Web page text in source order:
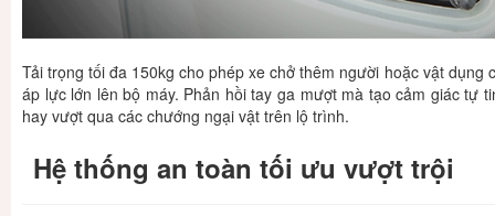
Tải trọng tối đa 150kg cho phép xe chở thêm người hoặc vật dụng
áp lực lớn lên bộ máy. Phản hồi tay ga mượt mà tạo cảm giác tự
hay vượt qua các chướng ngại vật trên lộ trình.
Hệ thống an toàn tối ưu vượt trội